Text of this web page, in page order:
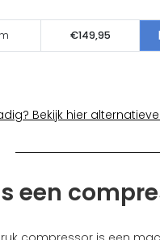
€149,95
Bekijk hier
een